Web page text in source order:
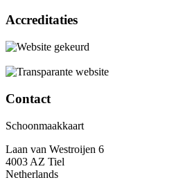
Accreditaties
Contact
Schoonmaakkaart
Laan van Westroijen 6
4003 AZ Tiel
Netherlands